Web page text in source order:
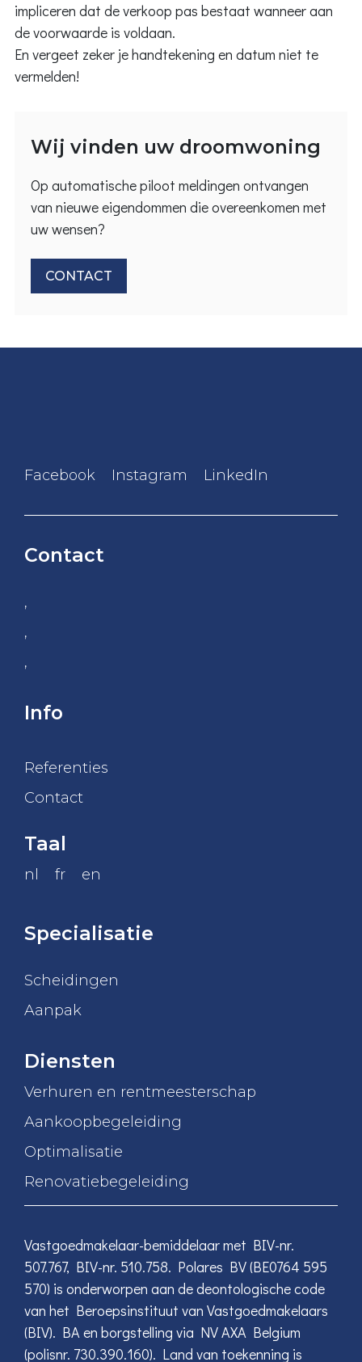
impliceren dat de verkoop pas bestaat wanneer aan
de voorwaarde is voldaan.
En vergeet zeker je handtekening en datum niet te
vermelden!
Wij vinden uw droomwoning
Op automatische piloot meldingen ontvangen
van nieuwe eigendommen die overeenkomen met
uw wensen?
CONTACT
Facebook Instagram LinkedIn
Contact
,
,
,
Info
Referenties
Contact
Taal
nl fr en
Specialisatie
Scheidingen
Aanpak
Diensten
Verhuren en rentmeesterschap
Aankoopbegeleiding
Optimalisatie
Renovatiebegeleiding
Vastgoedmakelaar-bemiddelaar met BIV-nr.
507.767, BIV-nr. 510.758. Polares BV (BE0764 595
570) is onderworpen aan de deontologische code
van het Beroepsinstituut van Vastgoedmakelaars
(BIV). BA en borgstelling via NV AXA Belgium
(polisnr. 730.390.160). Land van toekenning is